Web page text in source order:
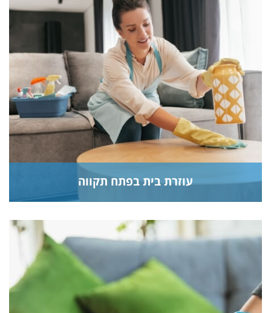
עוזרת בית בפתח תקווה